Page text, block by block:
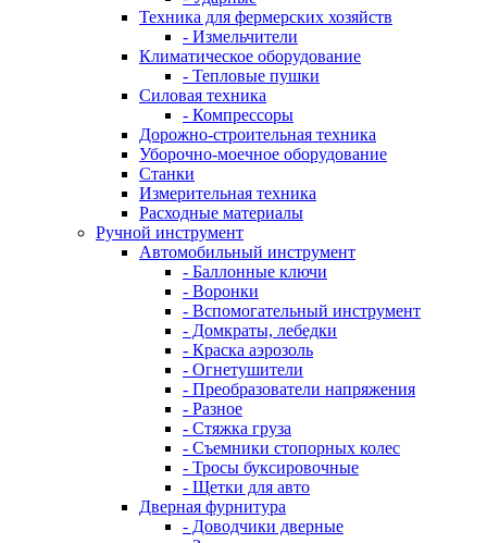
Техника для фермерских хозяйств
- Измельчители
Климатическое оборудование
- Тепловые пушки
Силовая техника
- Компрессоры
Дорожно-строительная техника
Уборочно-моечное оборудование
Станки
Измерительная техника
Расходные материалы
Ручной инструмент
Автомобильный инструмент
- Баллонные ключи
- Воронки
- Вспомогательный инструмент
- Домкраты, лебедки
- Краска аэрозоль
- Огнетушители
- Преобразователи напряжения
- Разное
- Стяжка груза
- Съемники стопорных колес
- Тросы буксировочные
- Щетки для авто
Дверная фурнитура
- Доводчики дверные